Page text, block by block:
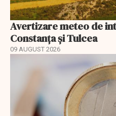
Avertizare meteo de
Constanța și Tulcea
09 AUGUST 2026